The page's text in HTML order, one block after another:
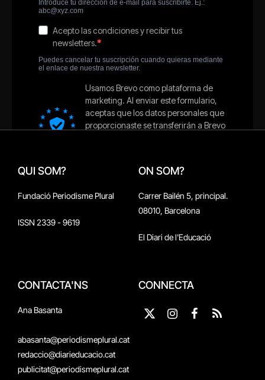
QUI SOM?
Fundació Periodisme Plural
ISSN 2339 - 9619
ON SOM?
Carrer Bailén 5, principal.
08010, Barcelona
El Diari de l'Educació
CONTACTA'NS
Ana Basanta
abasanta@periodismeplural.cat
redaccio@diarieducacio.cat
publicitat@periodismeplural.cat
CONNECTA
X
Instagram
Facebook
RSS